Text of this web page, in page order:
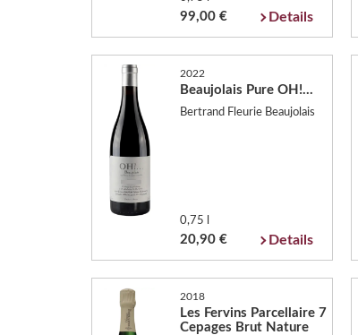
99,00 € Details
2022
Beaujolais Pure OH!...
Bertrand Fleurie Beaujolais
0,75 l
20,90 € Details
2018
Les Fervins Parcellaire 7
Cepages Brut Nature